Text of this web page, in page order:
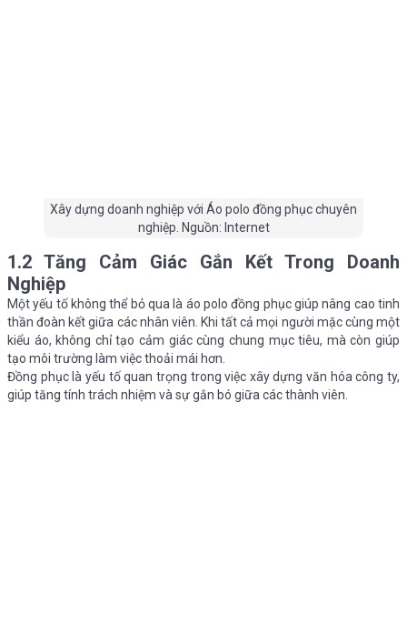
Xây dựng doanh nghiệp với Áo polo đồng phục chuyên
nghiệp. Nguồn: Internet
1.2 Tăng Cảm Giác Gắn Kết Trong Doanh
Nghiệp
Một yếu tố không thể bỏ qua là áo polo đồng phục giúp nâng cao tinh
thần đoàn kết giữa các nhân viên. Khi tất cả mọi người mặc cùng một
kiểu áo, không chỉ tạo cảm giác cùng chung mục tiêu, mà còn giúp
tạo môi trường làm việc thoải mái hơn.
Đồng phục là yếu tố quan trọng trong việc xây dựng văn hóa công ty,
giúp tăng tính trách nhiệm và sự gắn bó giữa các thành viên.